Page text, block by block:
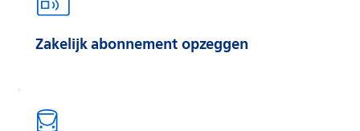
Zakelijk abonnement opzeggen